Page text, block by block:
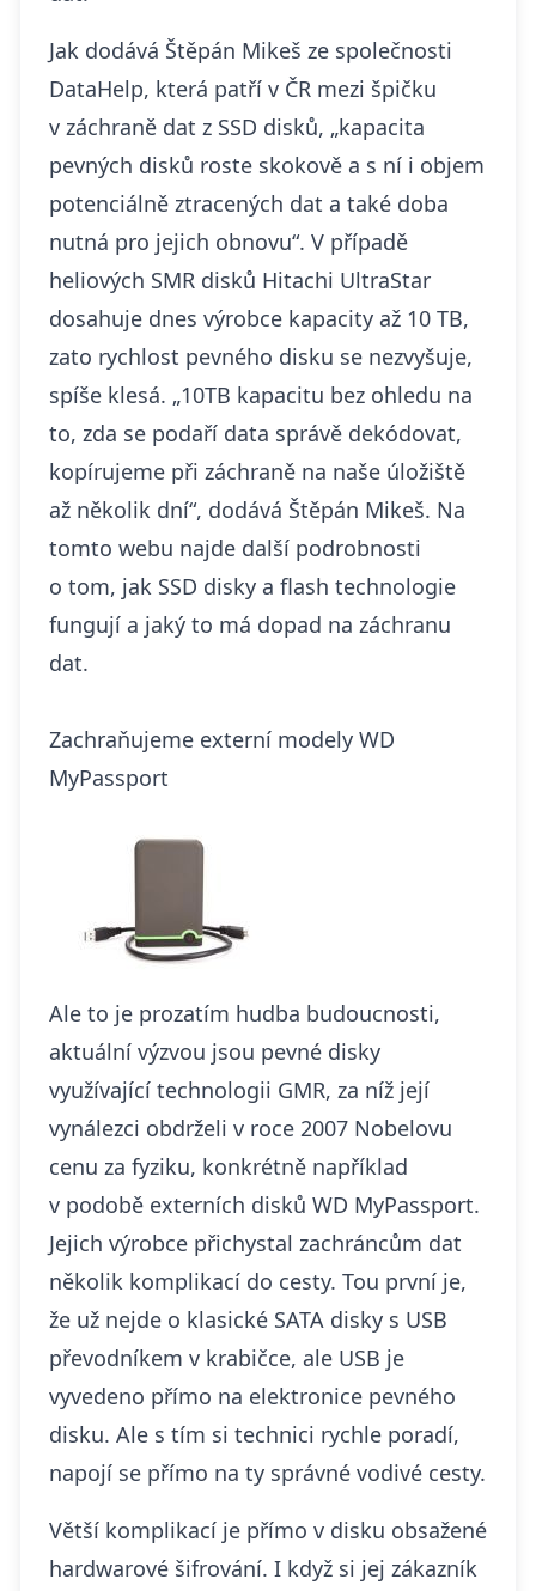
Jak dodává Štěpán Mikeš ze společnosti
DataHelp, která patří v ČR mezi špičku
v záchraně dat z SSD disků, „kapacita
pevných disků roste skokově a s ní i objem
potenciálně ztracených dat a také doba
nutná pro jejich obnovu“. V případě
heliových SMR disků Hitachi UltraStar
dosahuje dnes výrobce kapacity až 10 TB,
zato rychlost pevného disku se nezvyšuje,
spíše klesá. „10TB kapacitu bez ohledu na
to, zda se podaří data správě dekódovat,
kopírujeme při záchraně na naše úložiště
až několik dní“, dodává Štěpán Mikeš. Na
tomto webu najde další podrobnosti
o tom, jak SSD disky a flash technologie
fungují a jaký to má dopad na záchranu
dat.
Zachraňujeme externí modely WD
MyPassport
Ale to je prozatím hudba budoucnosti,
aktuální výzvou jsou pevné disky
využívající technologii GMR, za níž její
vynálezci obdrželi v roce 2007 Nobelovu
cenu za fyziku, konkrétně například
v podobě externích disků WD MyPassport.
Jejich výrobce přichystal zachráncům dat
několik komplikací do cesty. Tou první je,
že už nejde o klasické SATA disky s USB
převodníkem v krabičce, ale USB je
vyvedeno přímo na elektronice pevného
disku. Ale s tím si technici rychle poradí,
napojí se přímo na ty správné vodivé cesty.
Větší komplikací je přímo v disku obsažené
hardwarové šifrování. I když si jej zákazník